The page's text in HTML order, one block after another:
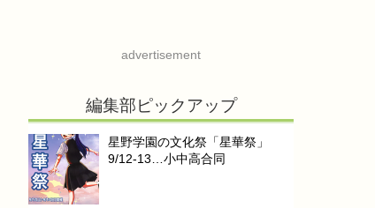
advertisement
編集部ピックアップ
星野学園の文化祭「星華祭」
9/12-13…小中高合同